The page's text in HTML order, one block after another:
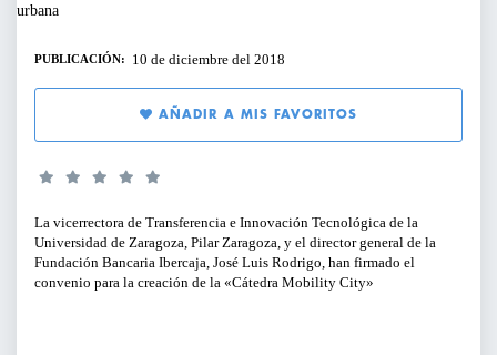
CURSOS Y TALLERES
SERVICIOS PARA EMPRESAS
ARTÍCULOS Y VÍDEOS
DIRECCIÓN Y ESTRATEGIA
EMPRESAS SOSTENIBLES
VENTAS Y MERCADOS
PARA GERENTES, DIRECTIVOS Y
RESPONSABLES DE ÁREA
PUBLICACIÓN: 10 de diciembre del 2018
AÑADIR A MIS FAVORITOS
La vicerrectora de Transferencia e Innovación Tecnológica de la
Universidad de Zaragoza, Pilar Zaragoza, y el director general de la
Fundación Bancaria Ibercaja, José Luis Rodrigo, han firmado el
convenio para la creación de la «Cátedra Mobility City»